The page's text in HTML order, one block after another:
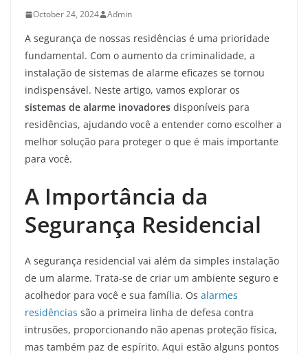
October 24, 2024 Admin
A segurança de nossas residências é uma prioridade
fundamental. Com o aumento da criminalidade, a
instalação de sistemas de alarme eficazes se tornou
indispensável. Neste artigo, vamos explorar os
sistemas de alarme inovadores disponíveis para
residências, ajudando você a entender como escolher a
melhor solução para proteger o que é mais importante
para você.
A Importância da
Segurança Residencial
A segurança residencial vai além da simples instalação
de um alarme. Trata-se de criar um ambiente seguro e
acolhedor para você e sua família. Os alarmes
residências são a primeira linha de defesa contra
intrusões, proporcionando não apenas proteção física,
mas também paz de espírito. Aqui estão alguns pontos